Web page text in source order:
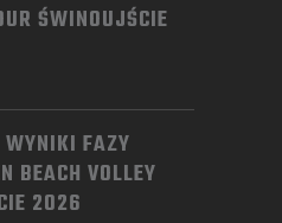
ŚWINOUJŚCIE
WYNIKI FAZY
BEACH VOLLEY
2026